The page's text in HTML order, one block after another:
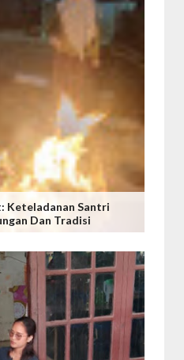
Keteladanan Santri
Dan Tradisi